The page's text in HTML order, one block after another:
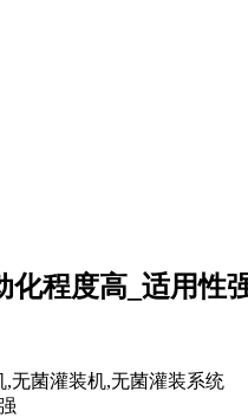
化程度高_适用性